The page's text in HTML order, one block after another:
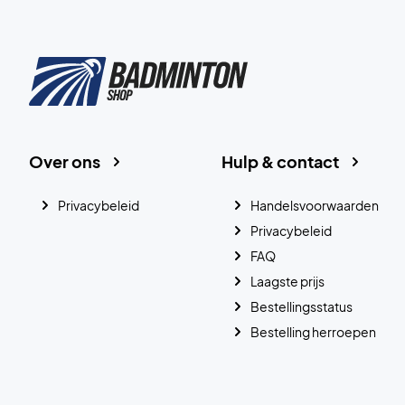
Hulp & contact
Handelsvoorwaarden
Privacybeleid
FAQ
Laagste prijs
Bestellingsstatus
Bestelling herroepen
Over ons
Privacybeleid